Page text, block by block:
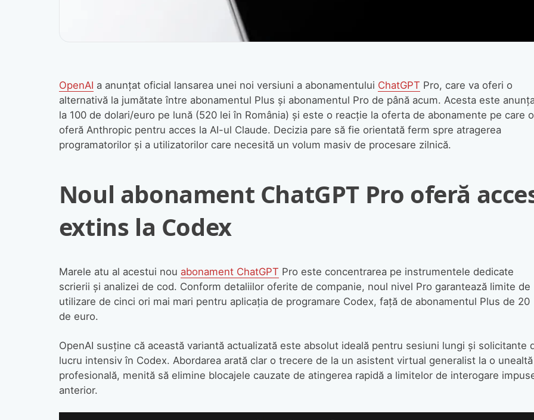
OpenAI a anunțat oficial lansarea unei noi versiuni a abonamentului ChatGPT Pro, care va oferi o
alternativă la jumătate între abonamentul Plus și abonamentul Pro de până acum. Acesta este
la 100 de dolari/euro pe lună (520 lei în România) și este o reacție la oferta de abonamente pe care o
oferă Anthropic pentru acces la AI-ul Claude. Decizia pare să fie orientată ferm spre atragerea
programatorilor și a utilizatorilor care necesită un volum masiv de procesare zilnică.
Noul abonament ChatGPT Pro oferă
extins la Codex
Marele atu al acestui nou abonament ChatGPT Pro este concentrarea pe instrumentele dedicate
scrierii și analizei de cod. Conform detaliilor oferite de companie, noul nivel Pro garantează limite de
utilizare de cinci ori mai mari pentru aplicația de programare Codex, față de abonamentul Plus de 20
de euro.
OpenAI susține că această variantă actualizată este absolut ideală pentru sesiuni lungi și solicitante
lucru intensiv în Codex. Abordarea arată clar o trecere de la un asistent virtual generalist la o unealtă
profesională, menită să elimine blocajele cauzate de atingerea rapidă a limitelor de interogare
anterior.